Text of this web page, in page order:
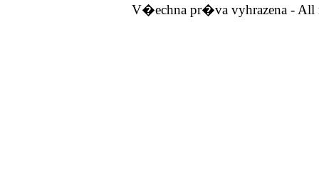
V�echna pr�va vyhrazena - All